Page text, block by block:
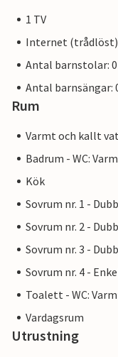
1 TV
Internet (trådlöst)
Antal barnstolar: 0
Antal barnsängar:
Rum
Varmt och kallt
Badrum - WC:
Kök
Sovrum nr. 1 -
Sovrum nr. 2 -
Sovrum nr. 3 -
Sovrum nr. 4 -
Toalett - WC:
Vardagsrum
Utrustning